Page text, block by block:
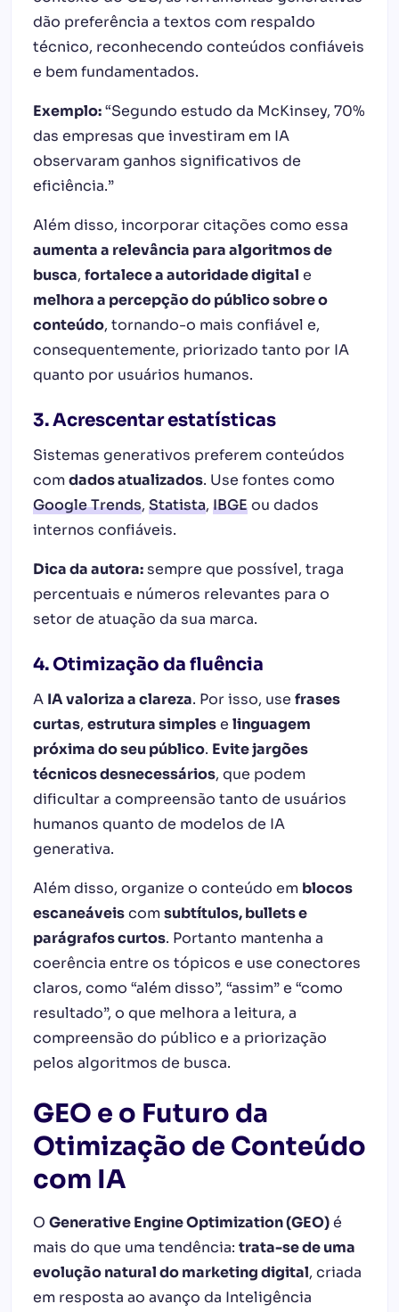
dão preferência a textos com respaldo
técnico, reconhecendo conteúdos confiáveis
e bem fundamentados.
Exemplo:“Segundo estudo da McKinsey, 70%
das empresas que investiram em IA
observaram ganhos significativos de
eficiência.”
Além disso, incorporar citações como essa
aumenta a relevância para algoritmos de
busca, fortalece a autoridade digital e
melhora a percepção do público sobre o
conteúdo, tornando-o mais confiável e,
consequentemente, priorizado tanto por IA
quanto por usuários humanos.
3. Acrescentar estatísticas
Sistemas generativos preferem conteúdos
comdados atualizados. Use fontes como
Google Trends, Statista, IBGEou dados
internos confiáveis.
Dica da autora: sempre que possível, traga
percentuais e números relevantes para o
setor de atuação da sua marca.
4. Otimização da fluência
A IA valoriza a clareza. Por isso, use frases
curtas, estrutura simplese linguagem
próxima do seu público. Evite jargões
técnicos desnecessários, que podem
dificultar a compreensão tanto de usuários
humanos quanto de modelos de IA
generativa.
Além disso, organize o conteúdo em blocos
escaneáveiscomsubtítulos, bullets e
parágrafos curtos. Portanto mantenha a
coerência entre os tópicos e use conectores
claros, como “além disso”, “assim” e “como
resultado”, o que melhora a leitura, a
compreensão do público e a priorização
pelos algoritmos de busca.
GEO e o Futuro da
Otimização de Conteúdo
com IA
O Generative Engine Optimization (GEO)é
mais do que uma tendência: trata-se de uma
evolução natural do marketing digital, criada
em resposta ao avanço da Inteligência